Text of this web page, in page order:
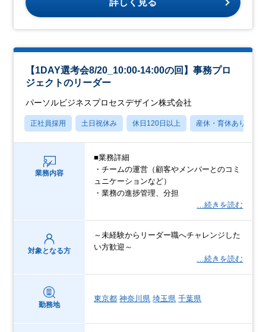
詳しく見る
【1DAY選考会8/20_10:00-14:00の回】事務プロ
ジェクトのリーダー
パーソルビジネスプロセスデザイン株式会社
正社員採用 土日祝休み 休日120日以上 産休・育休あり
業務内容
■業務詳細
・チームの運営（顧客やメンバーとのコミ
ュニケーションなど）
・業務の進捗管理、分担
…続きを読む
対象となる方
～未経験からリーダー職へチャレンジした
い方歓迎～
…続きを読む
勤務地
東京都 神奈川県 埼玉県 千葉県